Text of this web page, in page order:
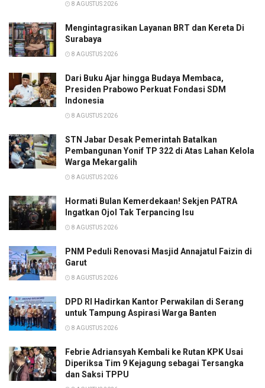
8 AGUSTUS 2026
Mengintagrasikan Layanan BRT dan Kereta Di
Surabaya
8 AGUSTUS 2026
Dari Buku Ajar hingga Budaya Membaca,
Presiden Prabowo Perkuat Fondasi SDM
Indonesia
8 AGUSTUS 2026
STN Jabar Desak Pemerintah Batalkan
Pembangunan Yonif TP 322 di Atas Lahan Kelola
Warga Mekargalih
8 AGUSTUS 2026
Hormati Bulan Kemerdekaan! Sekjen PATRA
Ingatkan Ojol Tak Terpancing Isu
8 AGUSTUS 2026
PNM Peduli Renovasi Masjid Annajatul Faizin di
Garut
8 AGUSTUS 2026
DPD RI Hadirkan Kantor Perwakilan di Serang
untuk Tampung Aspirasi Warga Banten
8 AGUSTUS 2026
Febrie Adriansyah Kembali ke Rutan KPK Usai
Diperiksa Tim 9 Kejagung sebagai Tersangka
dan Saksi TPPU